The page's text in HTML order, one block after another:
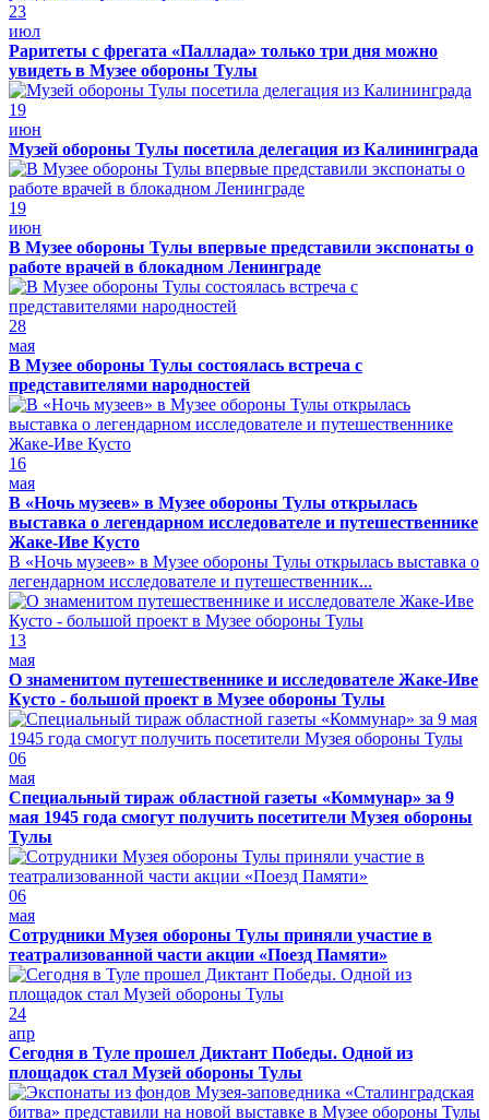
23
июл
Раритеты с фрегата «Паллада» только три дня можно
увидеть в Музее обороны Тулы
19
июн
Музей обороны Тулы посетила делегация из Калининграда
19
июн
В Музее обороны Тулы впервые представили экспонаты о
работе врачей в блокадном Ленинграде
28
мая
В Музее обороны Тулы состоялась встреча с
представителями народностей
16
мая
В «Ночь музеев» в Музее обороны Тулы открылась
выставка о легендарном исследователе и путешественнике
Жаке-Иве Кусто
В «Ночь музеев» в Музее обороны Тулы открылась выставка о
легендарном исследователе и путешественник...
13
мая
О знаменитом путешественнике и исследователе Жаке-Иве
Кусто - большой проект в Музее обороны Тулы
06
мая
Специальный тираж областной газеты «Коммунар» за 9
мая 1945 года смогут получить посетители Музея обороны
Тулы
06
мая
Сотрудники Музея обороны Тулы приняли участие в
театрализованной части акции «Поезд Памяти»
24
апр
Сегодня в Туле прошел Диктант Победы. Одной из
площадок стал Музей обороны Тулы